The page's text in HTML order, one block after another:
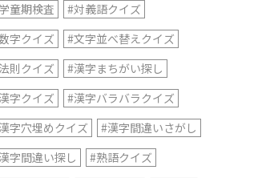
童期検査
#対義語クイズ
字クイズ
#文字並べ替えクイズ
則クイズ
#漢字まちがい探し
字クイズ
#漢字バラバラクイズ
字穴埋めクイズ
#漢字間違いさがし
字間違い探し
#熟語クイズ